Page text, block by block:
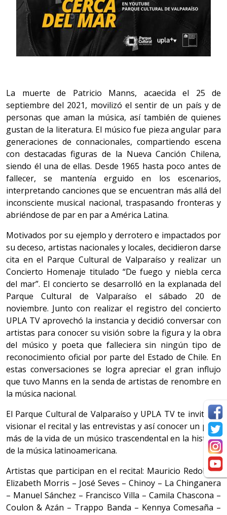
La muerte de Patricio Manns, acaecida el 25 de
septiembre del 2021, movilizó el sentir de un país y de
personas que aman la música, así también de quienes
gustan de la literatura. El músico fue pieza angular para
generaciones de connacionales, compartiendo escena
con destacadas figuras de la Nueva Canción Chilena,
siendo él una de ellas. Desde 1965 hasta poco antes de
fallecer, se mantenía erguido en los escenarios,
interpretando canciones que se encuentran más allá del
inconsciente musical nacional, traspasando fronteras y
abriéndose de par en par a América Latina.
Motivados por su ejemplo y derrotero e impactados por
su deceso, artistas nacionales y locales, decidieron darse
cita en el Parque Cultural de Valparaíso y realizar un
Concierto Homenaje titulado “De fuego y niebla cerca
del mar”. El concierto se desarrolló en la explanada del
Parque Cultural de Valparaíso el sábado 20 de
noviembre. Junto con realizar el registro del concierto
UPLA TV aprovechó la instancia y decidió conversar con
artistas para conocer su visión sobre la figura y la obra
del músico y poeta que falleciera sin ningún tipo de
reconocimiento oficial por parte del Estado de Chile. En
estas conversaciones se logra apreciar el gran influjo
que tuvo Manns en la senda de artistas de renombre en
la música nacional.
El Parque Cultural de Valparaíso y UPLA TV te invitan a
visionar el recital y las entrevistas y así conocer un poco
más de la vida de un músico trascendental en la historia
de la música latinoamericana.
Artistas que participan en el recital: Mauricio Redolés –
Elizabeth Morris – José Seves – Chinoy – La Chinganera
– Manuel Sánchez – Francisco Villa – Camila Chascona –
Coulon & Azán – Trappo Banda – Kennya Comesaña –